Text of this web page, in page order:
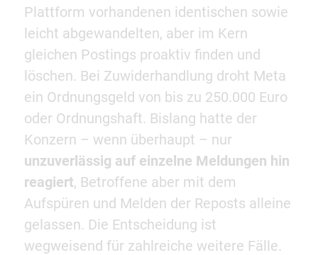
Plattform vorhandenen identischen sowie
leicht abgewandelten, aber im Kern
gleichen Postings proaktiv finden und
löschen. Bei Zuwiderhandlung droht Meta
ein Ordnungsgeld von bis zu 250.000 Euro
oder Ordnungshaft. Bislang hatte der
Konzern – wenn überhaupt – nur
unzuverlässig auf einzelne Meldungen hin
reagiert, Betroffene aber mit dem
Aufspüren und Melden der Reposts alleine
gelassen. Die Entscheidung ist
wegweisend für zahlreiche weitere Fälle.